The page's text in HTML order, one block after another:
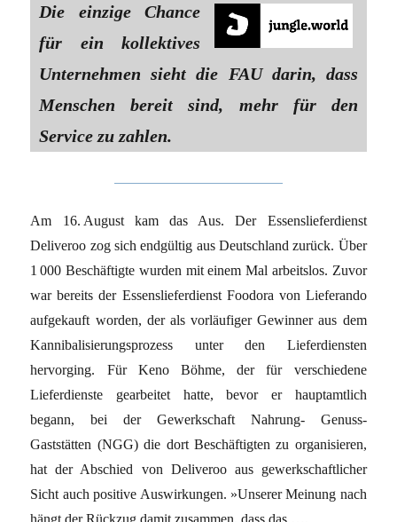
Die einzige Chance
für ein kollektives
Unternehmen sieht die FAU darin, dass
Menschen bereit sind, mehr für den
Service zu zahlen.
Am 16. August kam das Aus. Der Essenslieferdienst
Deliveroo zog sich endgültig aus Deutschland zurück. Über
1 000 Beschäftigte wurden mit einem Mal arbeitslos. Zuvor
war bereits der Essenslieferdienst Foodora von Lieferando
aufgekauft worden, der als vorläufiger Gewinner aus dem
Kannibalisierungsprozess unter den Lieferdiensten
hervorging. Für Keno Böhme, der für verschiedene
Lieferdienste gearbeitet hatte, bevor er hauptamtlich
begann, bei der Gewerkschaft Nahrung- Genuss-
Gaststätten (NGG) die dort Beschäftigten zu organisieren,
hat der Abschied von Deliveroo aus gewerkschaftlicher
Sicht auch positive Auswirkungen. »Unserer Meinung nach
hängt der Rückzug damit zusammen, dass das ….